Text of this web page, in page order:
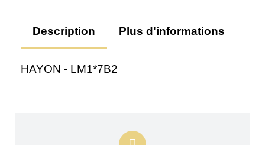
Description Plus d'informations
HAYON - LM1*7B2